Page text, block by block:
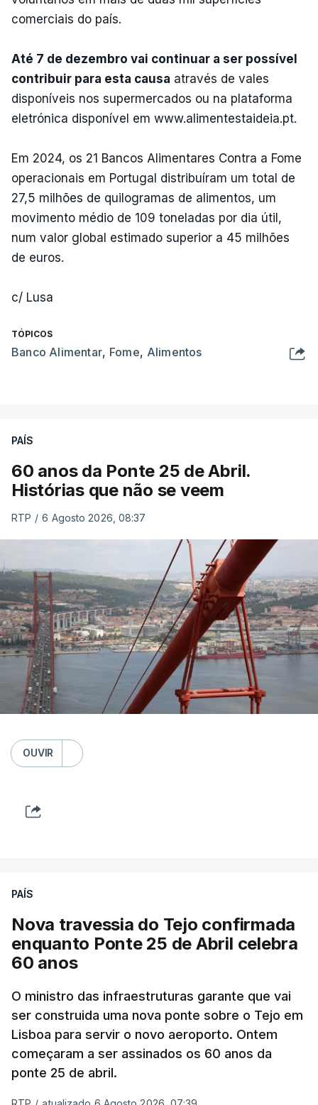
comerciais do país.
Até 7 de dezembro vai continuar a ser possível
contribuir para esta causa através de vales
disponíveis nos supermercados ou na plataforma
eletrónica disponível em www.alimentestaideia.pt.
Em 2024, os 21 Bancos Alimentares Contra a Fome
operacionais em Portugal distribuíram um total de
27,5 milhões de quilogramas de alimentos, um
movimento médio de 109 toneladas por dia útil,
num valor global estimado superior a 45 milhões
de euros.
c/ Lusa
TÓPICOS
Banco Alimentar, Fome, Alimentos
PAÍS
60 anos da Ponte 25 de Abril.
Histórias que não se veem
RTP / 6 Agosto 2026, 08:37
OUVIR
PAÍS
Nova travessia do Tejo confirmada
enquanto Ponte 25 de Abril celebra
60 anos
O ministro das infraestruturas garante que vai
ser construida uma nova ponte sobre o Tejo em
Lisboa para servir o novo aeroporto. Ontem
começaram a ser assinados os 60 anos da
ponte 25 de abril.